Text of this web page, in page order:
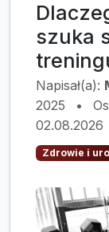
szuka
Napisał(a):
2025
•
02.08.2026
Zdrowie i